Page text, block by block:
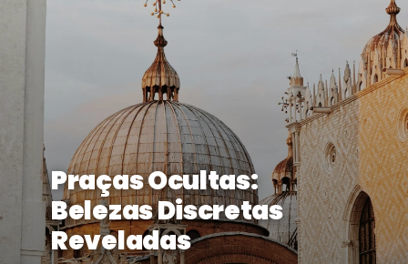
Praças Ocultas:
Belezas Discretas
Reveladas